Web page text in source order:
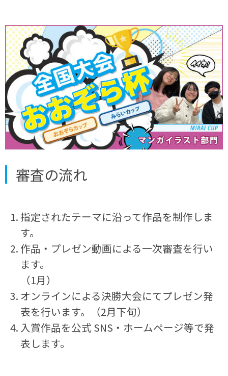
審査の流れ
指定されたテーマに沿って作品を制作しま
す。
作品・プレゼン動画による一次審査を行い
ます。
（1月）
オンラインによる決勝大会にてプレゼン発
表を行います。（2月下旬）
入賞作品を公式 SNS・ホームページ等で発
表します。